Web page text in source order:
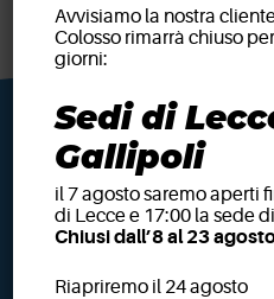
Avvisiamo la nostra
Colosso rimarrà chiuso
giorni:
Sedi di
Gallipoli
il 7 agosto saremo aperti
di Lecce e 17:00 la sede
Chiusi dall’8 al 23
Riapriremo il 24 agosto